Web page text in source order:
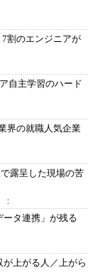
割のエンジニアが
自主学習のハード
界の就職人気企業
露呈した現場の苦
ータ連携」が残る
が上がる人／上がら